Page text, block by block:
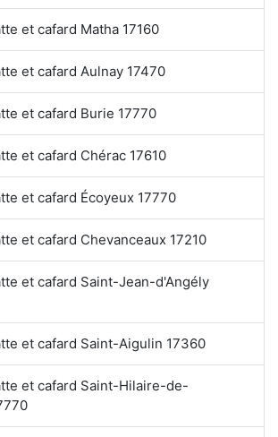
et cafard Matha 17160
et cafard Aulnay 17470
et cafard Burie 17770
et cafard Chérac 17610
et cafard Écoyeux 17770
et cafard Chevanceaux 17210
et cafard Saint-Jean-d'Angély
et cafard Saint-Aigulin 17360
et cafard Saint-Hilaire-de-